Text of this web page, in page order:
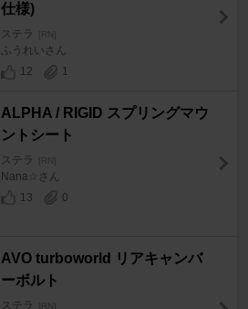
仕様)
ステラ [RN]
ふうれいさん
12
1
ALPHA / RIGID スプリングマウ
ントシート
ステラ [RN]
Nana☆さん
13
0
AVO turboworld リアキャンバ
ーボルト
ステラ [RN]